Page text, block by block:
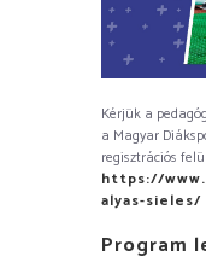
Kérjük a
a Magyar
regisztrációs
https://
alyas-sieles/
Program